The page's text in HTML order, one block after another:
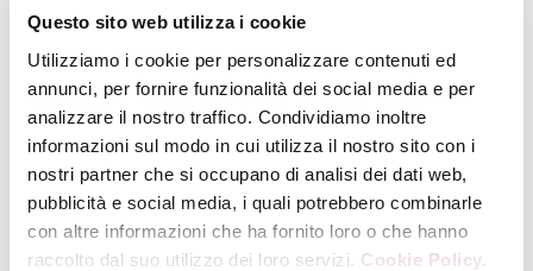
Questo sito web utilizza i cookie
Utilizziamo i cookie per personalizzare contenuti ed
annunci, per fornire funzionalità dei social media e per
analizzare il nostro traffico. Condividiamo inoltre
informazioni sul modo in cui utilizza il nostro sito con i
nostri partner che si occupano di analisi dei dati web,
pubblicità e social media, i quali potrebbero combinarle
con altre informazioni che ha fornito loro o che hanno
raccolto dal suo utilizzo dei loro servizi. Cookie Policy.
Trancetti di nasello o merluzzo
marinato all’Aceto Balsamico di
Modena IGP, edamame e cipollotti